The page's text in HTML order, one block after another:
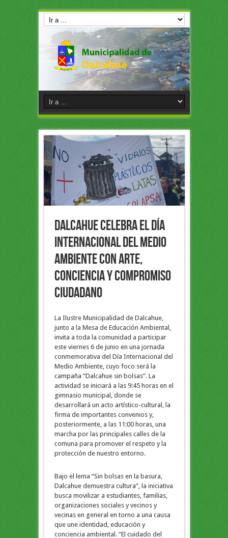
Dalcahue celebra el Día
Internacional del Medio
Ambiente con arte,
conciencia y compromiso
ciudadano
La Ilustre Municipalidad de Dalcahue,
junto a la Mesa de Educación Ambiental,
invita a toda la comunidad a participar
este viernes 6 de junio en una jornada
conmemorativa del Día Internacional del
Medio Ambiente, cuyo foco será la
campaña “Dalcahue sin bolsas”. La
actividad se iniciará a las 9:45 horas en el
gimnasio municipal, donde se
desarrollará un acto artístico-cultural, la
firma de importantes convenios y,
posteriormente, a las 11:00 horas, una
marcha por las principales calles de la
comuna para promover el respeto y la
protección de nuestro entorno.
Bajo el lema “Sin bolsas en la basura,
Dalcahue demuestra cultura”, la iniciativa
busca movilizar a estudiantes, familias,
organizaciones sociales y vecinos y
vecinas en general en torno a una causa
que une identidad, educación y
conciencia ambiental. “El cuidado del